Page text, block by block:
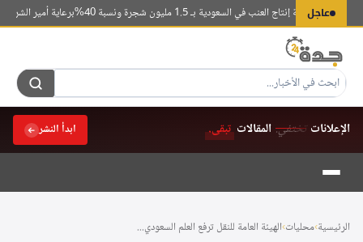
عاجل
تتصدر قائمة إنتاج العنب في السعودية بـ 1.5 مليون شجرة ونسبة 40% برعاية أمير
الإعلانات تختفي.المقالات تبقى. ابدأ النشر
التجاوز
المحتوى
الرئيسية›محليات›الهيئة العامة للنقل ترفع العلم السعودي...